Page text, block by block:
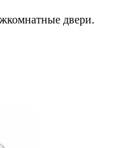
двери.